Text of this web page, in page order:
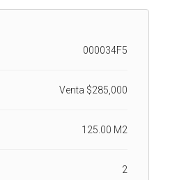
000034F5
Venta $285,000
125.00 M2
2